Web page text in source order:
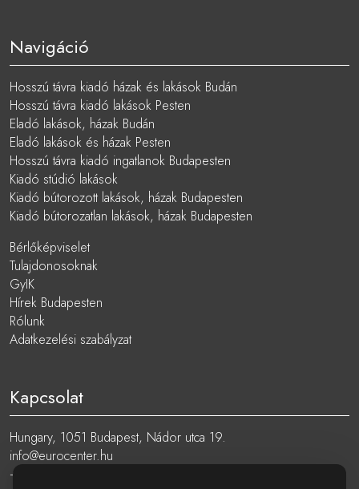
Navigáció
Hosszú távra kiadó házak és lakások Budán
Hosszú távra kiadó lakások Pesten
Eladó lakások, házak Budán
Eladó lakások és házak Pesten
Hosszú távra kiadó ingatlanok Budapesten
Kiadó stúdió lakások
Kiadó bútorozott lakások, házak Budapesten
Kiadó bútorozatlan lakások, házak Budapesten
Bérlőképviselet
Tulajdonosoknak
GyIK
Hírek Budapesten
Rólunk
Adatkezelési szabályzat
Kapcsolat
Hungary, 1051 Budapest, Nádor utca 19.
info@eurocenter.hu
+36 20 919 0005